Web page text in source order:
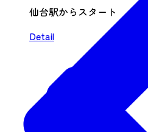
仙台駅からスタート
Detail